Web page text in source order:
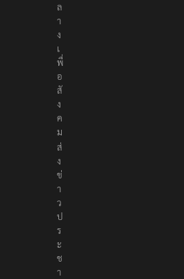
ล
า
ง
เ
พื่
อ
สั
ง
ค
ม
ส่
ง
ข่
า
ว
ป
ร
ะ
ช
า